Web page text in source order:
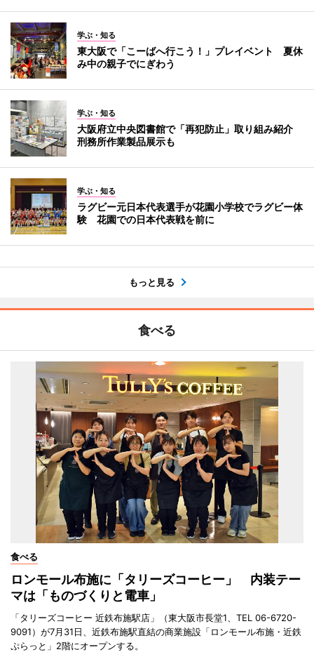
学ぶ・知る
東大阪で「こーばへ行こう！」プレイベント 夏休
み中の親子でにぎわう
学ぶ・知る
大阪府立中央図書館で「再犯防止」取り組み紹介
刑務所作業製品展示も
学ぶ・知る
ラグビー元日本代表選手が花園小学校でラグビー体
験 花園での日本代表戦を前に
もっと見る
食べる
食べる
ロンモール布施に「タリーズコーヒー」 内装テー
マは「ものづくりと電車」
「タリーズコーヒー 近鉄布施駅店」（東大阪市長堂1、TEL 06-6720-
9091）が7月31日、近鉄布施駅直結の商業施設「ロンモール布施・近鉄
ぷらっと」2階にオープンする。